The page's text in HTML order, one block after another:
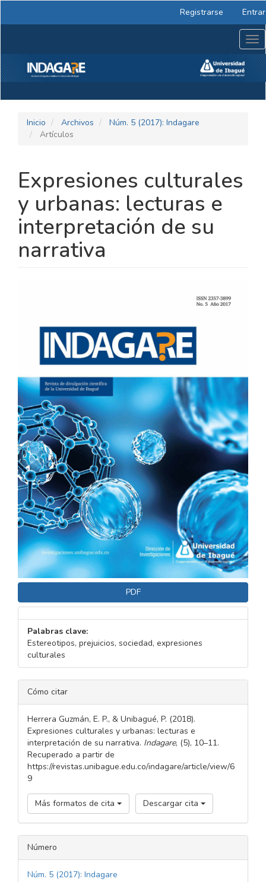
lateral
Registrarse Entrar
Inicio Archivos
Núm. 5 (2017): Indagare
Artículos
Expresiones culturales
y urbanas: lecturas e
interpretación de su
narrativa
ARTÍCULO
PDF
Palabras clave:
Estereotipos, prejuicios, sociedad, expresiones
culturales
DETALLES
DEL
ARTÍCULO
Cómo citar
Herrera Guzmán, E. P., & Unibagué, P. (2018).
Expresiones culturales y urbanas: lecturas e
interpretación de su narrativa. Indagare, (5), 10–11.
Recuperado a partir de
https://revistas.unibague.edu.co/indagare/article/view/6
9
Más formatos de cita Descargar cita
Número
Núm. 5 (2017): Indagare